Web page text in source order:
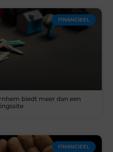
FINANCIEEL
biedt meer dan een
FINANCIEEL